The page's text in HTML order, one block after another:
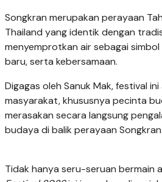
Songkran merupakan perayaan
Thailand yang identik dengan
menyemprotkan air sebagai
baru, serta kebersamaan.
Digagas oleh Sanuk Mak, festival
masyarakat, khususnya pecinta
merasakan secara langsung
budaya di balik perayaan Songkran.
Tidak hanya seru-seruan bermain